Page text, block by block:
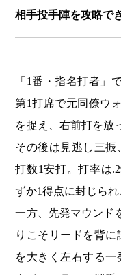
相手投手陣を攻略で
「1番・指名打者」
第1打席で元同僚ウ
を捉え、右前打を放
その後は見逃し三振
打数1安打。打率は
ずか1得点に封じら
一方、先発マウンド
りこそリードを背
を大きく左右する